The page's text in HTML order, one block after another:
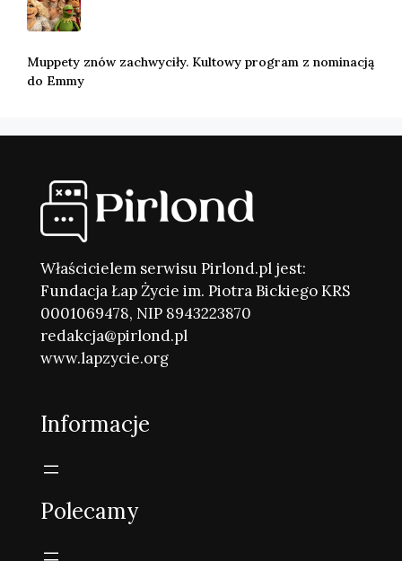
Muppety znów zachwyciły. Kultowy program z nominacją
do Emmy
Właścicielem serwisu Pirlond.pl jest:
Fundacja Łap Życie im. Piotra Bickiego KRS
0001069478, NIP 8943223870
redakcja@pirlond.pl
www.lapzycie.org
Informacje
Polecamy